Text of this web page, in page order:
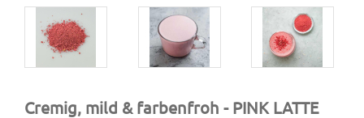
Cremig, mild & farbenfroh - PINK LATTE